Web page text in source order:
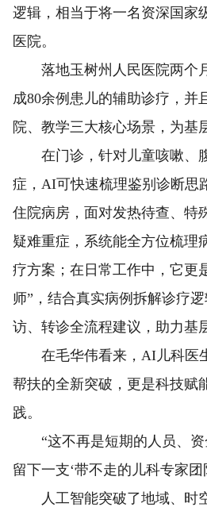
逻辑，相当于将一名资深国家
医院。
落地玉树州人民医院两个
成80余例患儿的辅助诊疗，并
院、教学三大核心场景，为基
在门诊，针对儿童咳嗽、
症，AI可快速梳理鉴别诊断思
住院病房，面对发热待查、特
疑难重症，系统能全方位梳理
疗方案；在日常工作中，它更
师”，结合真实病例拆解诊疗
访、转诊全流程建议，助力基
在毛华伟看来，AI儿科医
帮扶的全新突破，更是科技赋
践。
“这不再是短期的人员、资
留下一支‘带不走的儿科专家团
人工智能突破了地域、时